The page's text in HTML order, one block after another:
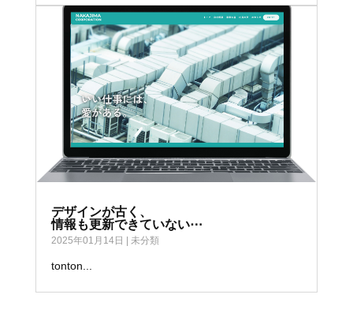
デザインが古く、
情報も更新できていない⋯
2025年01月14日 未分類
tonton...